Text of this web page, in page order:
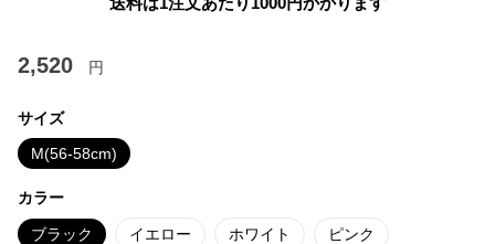
2,520 円
サイズ
M(56-58cm)
カラー
ブラック イエロー ホワイト ピンク